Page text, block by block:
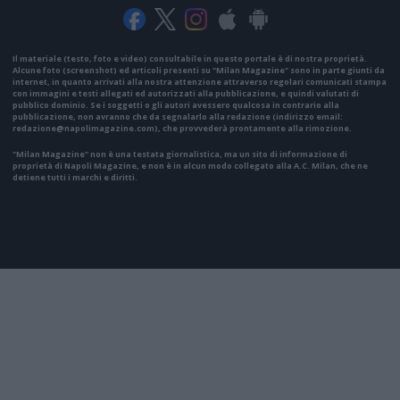
Il materiale (testo, foto e video) consultabile in questo portale è di nostra proprietà.
Alcune foto (screenshot) ed articoli presenti su "Milan Magazine" sono in parte giunti da
internet, in quanto arrivati alla nostra attenzione attraverso regolari comunicati stampa
con immagini e testi allegati ed autorizzati alla pubblicazione, e quindi valutati di
pubblico dominio. Se i soggetti o gli autori avessero qualcosa in contrario alla
pubblicazione, non avranno che da segnalarlo alla redazione (indirizzo email:
redazione@napolimagazine.com), che provvederà prontamente alla rimozione.
"Milan Magazine" non è una testata giornalistica, ma un sito di informazione di
proprietà di Napoli Magazine, e non è in alcun modo collegato alla A.C. Milan, che ne
detiene tutti i marchi e diritti.